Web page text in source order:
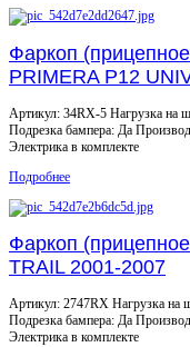
Фаркоп
PRIMERA P12
Артикул: 34RX-5 Нагрузка на
Подрезка бампера: Да
Электрика в комплекте
Подробнее
Фаркоп
TRAIL 2001-2007
Артикул: 2747RX Нагрузка на
Подрезка бампера: Да
Электрика в комплекте